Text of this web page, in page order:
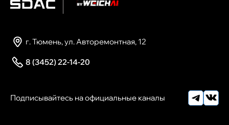
8 (3452) 22-14-20
г. Тюмень, ул. Авторемонтная, 12